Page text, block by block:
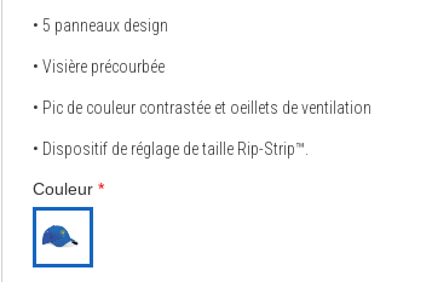
• 5 panneaux design
• Visière précourbée
• Pic de couleur contrastée et oeillets de ventilation
• Dispositif de réglage de taille Rip-Strip™.
Couleur*